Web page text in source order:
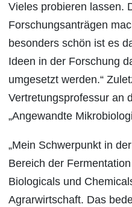
Vieles probieren lassen.
Forschungsanträgen
besonders schön ist es
Ideen in der Forschung
umgesetzt werden.“
Vertretungsprofessur an
„Angewandte
„Mein Schwerpunkt in
Bereich der
Biologicals und
Agrarwirtschaft. Das